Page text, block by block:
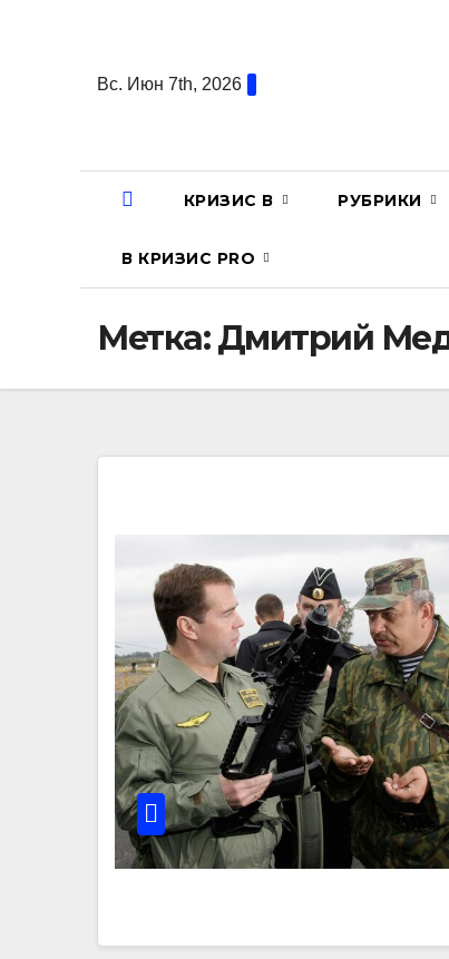
содержаниюВс. Июн 7th, 2026
КРИЗИС В РУБРИКИ
В КРИЗИС PRO
Метка:Дмитрий